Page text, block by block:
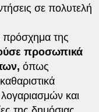
σε πολυτελή
πρόσχημα της
προσωπικά
όπως
και